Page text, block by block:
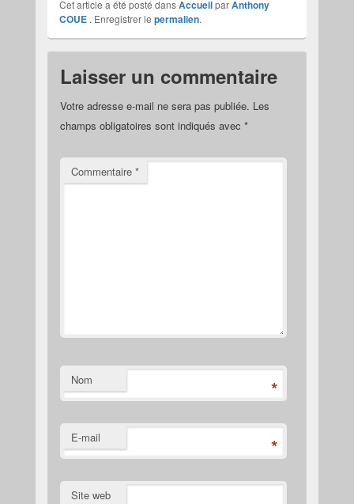
Cet article a été posté dansAccueilparAnthony
COUE. Enregistrer le permalien.
Laisser un commentaire
Votre adresse e-mail ne sera pas publiée. Les
champs obligatoires sont indiqués avec *
Commentaire *
Nom *
E-mail *
Site web